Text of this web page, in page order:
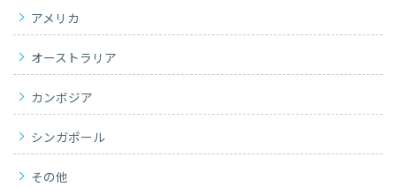
アメリカ
オーストラリア
カンボジア
シンガポール
その他